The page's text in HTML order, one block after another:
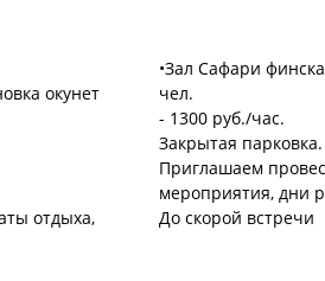
окунет
отдыха,
•Зал Сафари
чел.
- 1300 руб./час.
Закрытая парковка.
Приглашаем
мероприятия, дни
До скорой встречи